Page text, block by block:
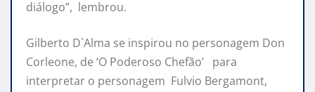
diálogo”, lembrou.
Gilberto D`Alma se inspirou no personagem Don
Corleone, de ‘O Poderoso Chefão’ para
interpretar o personagem Fulvio Bergamont,